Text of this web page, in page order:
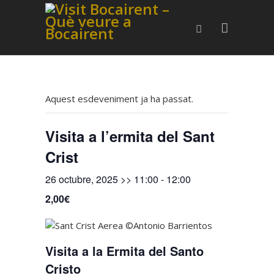
Aquest esdeveniment ja ha passat.
Visita a l’ermita del Sant
Crist
26 octubre, 2025 >> 11:00 - 12:00
2,00€
Visita a la Ermita del Santo
Cristo